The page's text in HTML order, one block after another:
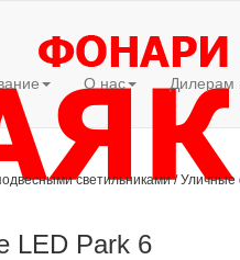
О нас Дилерам
светильниками/Уличные
LED Park 6